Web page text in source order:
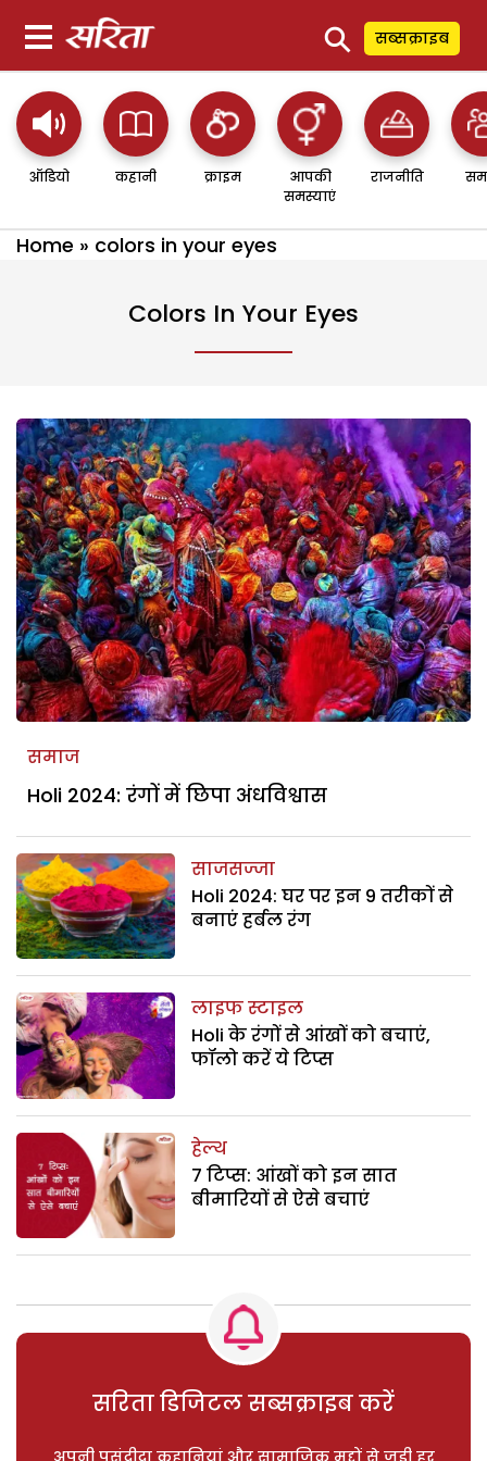
⚲ सब्सक्राइब
ऑडियो कहानी क्राइम
आपकी
समस्याएं
राजनीति
Home » colors in your eyes
Colors In Your Eyes
समाज
Holi 2024: रंगों में छिपा अंधविश्वास
साजसज्जा
Holi 2024: घर पर इन 9 तरीकों से
बनाएं हर्बल रंग
लाइफ स्टाइल
Holi के रंगों से आंखों को बचाएं,
फॉलो करें ये टिप्स
हेल्थ
7 टिप्स: आंखों को इन सात
बीमारियों से ऐसे बचाएं
सरिता डिजिटल सब्सक्राइब करें